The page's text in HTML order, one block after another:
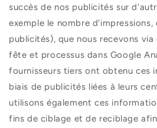
succès de nos publicités sur
exemple le nombre d'impressions,
publicités), que nous recevons
fête et processus dans Google
fournisseurs tiers ont obtenu ces
biais de publicités liées à leurs
utilisons également ces
fins de ciblage et de reciblage